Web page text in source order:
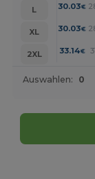
L
30.03€
XL
30.03€
2XL
33.14€
Auswahlen: 0